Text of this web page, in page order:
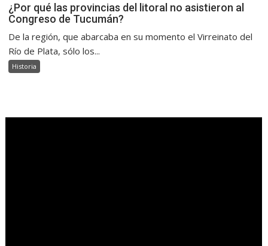
¿Por qué las provincias del litoral no asistieron al
Congreso de Tucumán?
De la región, que abarcaba en su momento el Virreinato del
Río de Plata, sólo los...
Historia